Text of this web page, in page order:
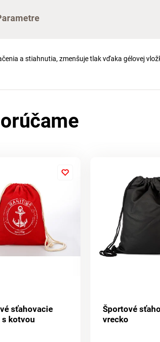
a stiahnutia, zmenšuje tlak vďaka gélovej
sťahovacie
s kotvou
Športové
vrecko